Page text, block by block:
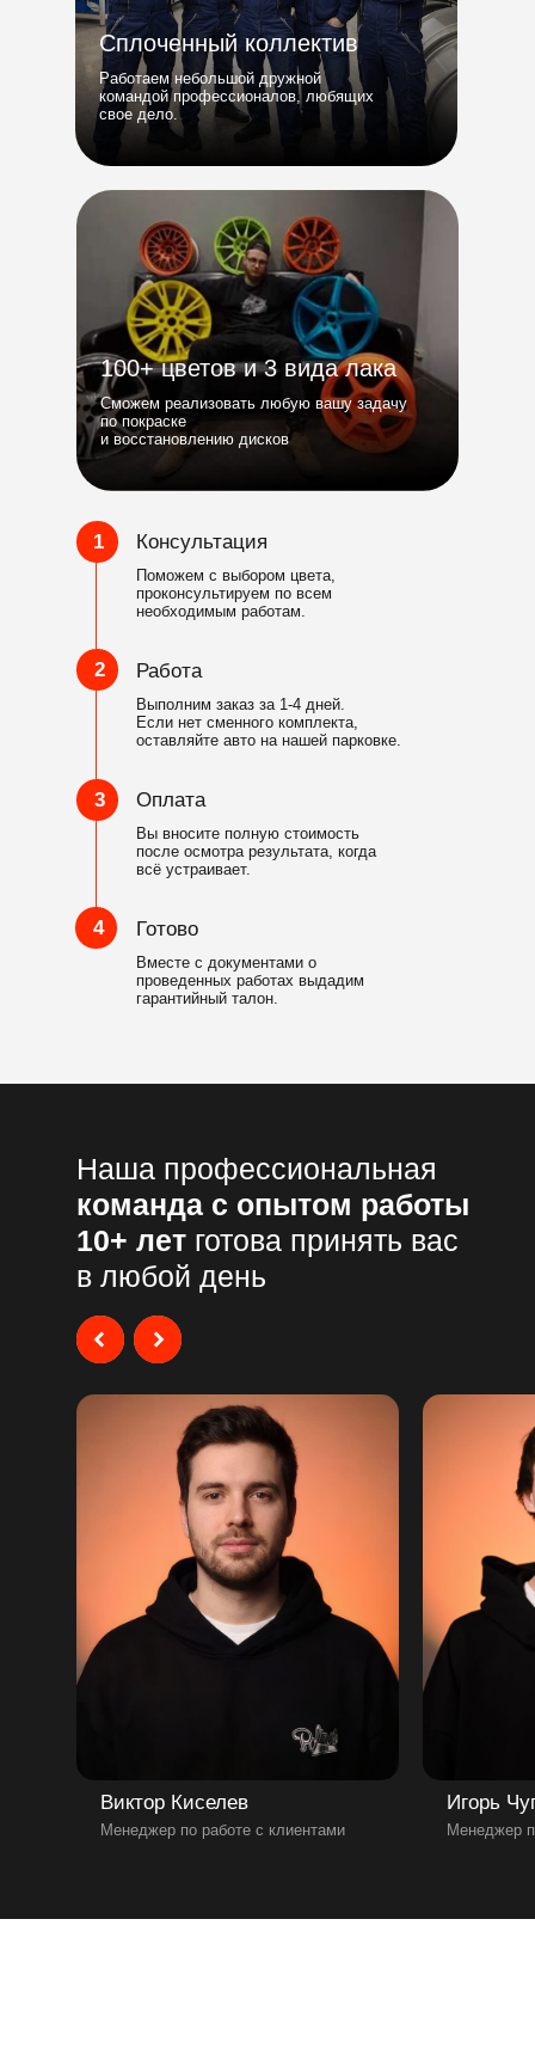
Сплоченный коллектив
Работаем небольшой дружной
командой профессионалов, любящих
свое дело.
100+ цветов и 3 вида лака
Сможем реализовать любую вашу задачу
по покраске
и восстановлению дисков
1
2
3
4
Консультация
Поможем с выбором цвета,
проконсультируем по всем
необходимым работам.
Работа
Выполним заказ за 1-4 дней.
Если нет сменного комплекта,
оставляйте авто на нашей парковке.
Оплата
Вы вносите полную стоимость
после осмотра результата, когда
всё устраивает.
Готово
Вместе с документами о
проведенных работах выдадим
гарантийный талон.
Наша профессиональная
команда с опытом работы
10+ лет готова принять вас
в любой день
Виктор Киселев
Менеджер по работе с клиентами
Игорь
Менеджер